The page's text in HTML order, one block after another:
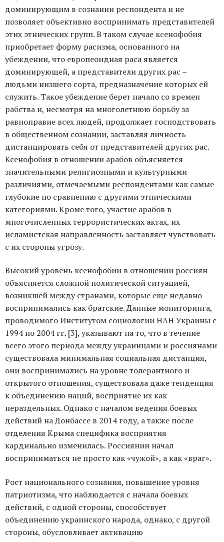
доминирующим в сознании респондента и не
позволяет объективно воспринимать представителей
этих этнических групп. В таком случае ксенофобия
приобретает форму расизма, основанного на
убеждении, что европеоидная раса является
доминирующей, а представители других рас –
людьми низшего сорта, предназначение которых ей
служить. Такое убеждение берет начало со времен
рабства и, несмотря на многолетнюю борьбу за
равноправие всех людей, продолжает господствовать
в общественном сознании, заставляя личность
дистанцировать себя от представителей других рас.
Ксенофобия в отношении арабов объясняется
значительными религиозными и культурными
различиями, отмечаемыми респондентами как самые
глубокие по сравнению с другими этническими
категориями. Кроме того, участие арабов в
многочисленных террористических актах, их
исламистская направленность заставляет чувствовать
с их стороны угрозу.
Высокий уровень ксенофобии в отношении россиян
объясняется сложной политической ситуацией,
возникшей между странами, которые еще недавно
воспринимались как братские. Данные мониторинга,
проводимого Институтом социологии НАН Украины с
1994 по 2004 гг. [3], указывают на то, что в течение
всего этого периода между украинцами и россиянами
существовала минимальная социальная дистанция,
они воспринимались на уровне толерантного и
открытого отношения, существовала даже тенденция
к объединению наций, восприятие их как
нераздельных. Однако с началом ведения боевых
действий на Донбассе в 2014 году, а также после
отделения Крыма специфика восприятия
кардинально изменилась. Россиянин начал
восприниматься не просто как «чужой», а как «враг».
Рост национального сознания, повышение уровня
патриотизма, что наблюдается с начала боевых
действий, с одной стороны, способствует
объединению украинского народа, однако, с другой
стороны, обусловливает активацию